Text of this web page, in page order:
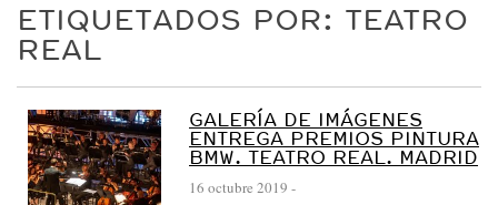
ETIQUETADOS POR: TEATRO
REAL
GALERÍA DE IMÁGENES
ENTREGA PREMIOS PINTURA
BMW. TEATRO REAL. MADRID
16 octubre 2019 -